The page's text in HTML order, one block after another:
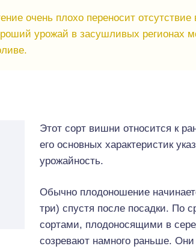
очень плохо переносит отсутствие
урожай в засушливых регионах
Этот сорт вишни относится к
его основных характеристик
урожайность.
Обычно плодоношение
три) спустя после посадки. По
сортами, плодоносящими в
созревают намного раньше.